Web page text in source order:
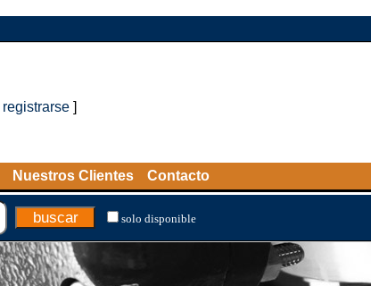
registrarse]
Nuestros Clientes Contacto
solo disponible